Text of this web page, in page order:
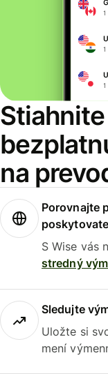
na
Porovnajte
S Wise vás
stredný
Sledujte
Uložte si
mení